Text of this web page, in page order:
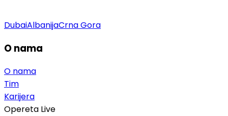
DubaiAlbanijaCrna Gora
O nama
O nama
Tim
Karijera
Opereta Live